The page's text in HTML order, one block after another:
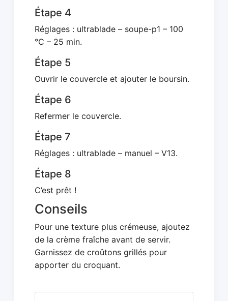
Étape 4
Réglages : ultrablade – soupe-p1 – 100
°C – 25 min.
Étape 5
Ouvrir le couvercle et ajouter le boursin.
Étape 6
Refermer le couvercle.
Étape 7
Réglages : ultrablade – manuel – V13.
Étape 8
C’est prêt !
Conseils
Pour une texture plus crémeuse, ajoutez
de la crème fraîche avant de servir.
Garnissez de croûtons grillés pour
apporter du croquant.